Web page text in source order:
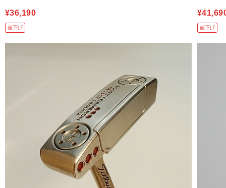
¥36,190
値下げ 値下げ